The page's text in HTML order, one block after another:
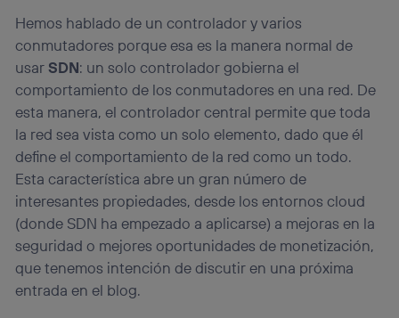
Hemos hablado de un controlador y varios
conmutadores porque esa es la manera normal de
usarSDN: un solo controlador gobierna el
comportamiento de los conmutadores en una red. De
esta manera, el controlador central permite que toda
la red sea vista como un solo elemento, dado que él
define el comportamiento de la red como un todo.
Esta característica abre un gran número de
interesantes propiedades, desde los entornos cloud
(donde SDN ha empezado a aplicarse) a mejoras en la
seguridad o mejores oportunidades de monetización,
que tenemos intención de discutir en una próxima
entrada en el blog.